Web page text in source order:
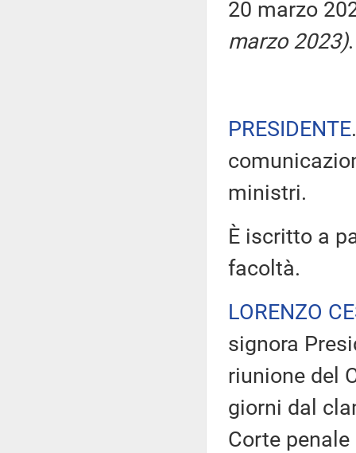
20 marzo
marzo 2023).
PRESIDENTE
ministri.
È iscritto a
facoltà.
LORENZO
signora
riunione del
giorni dal
Corte